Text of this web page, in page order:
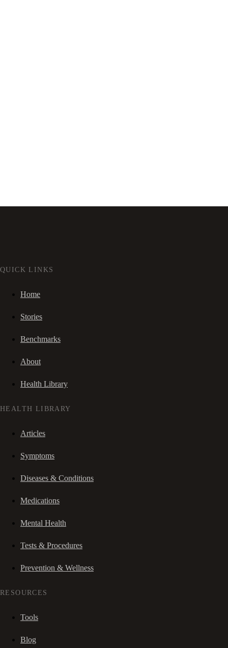
QUICK LINKS
Home
Stories
Benchmarks
About
Health Library
HEALTH LIBRARY
Articles
Symptoms
Diseases & Conditions
Medications
Mental Health
Tests & Procedures
Prevention & Wellness
RESOURCES
Tools
Blog